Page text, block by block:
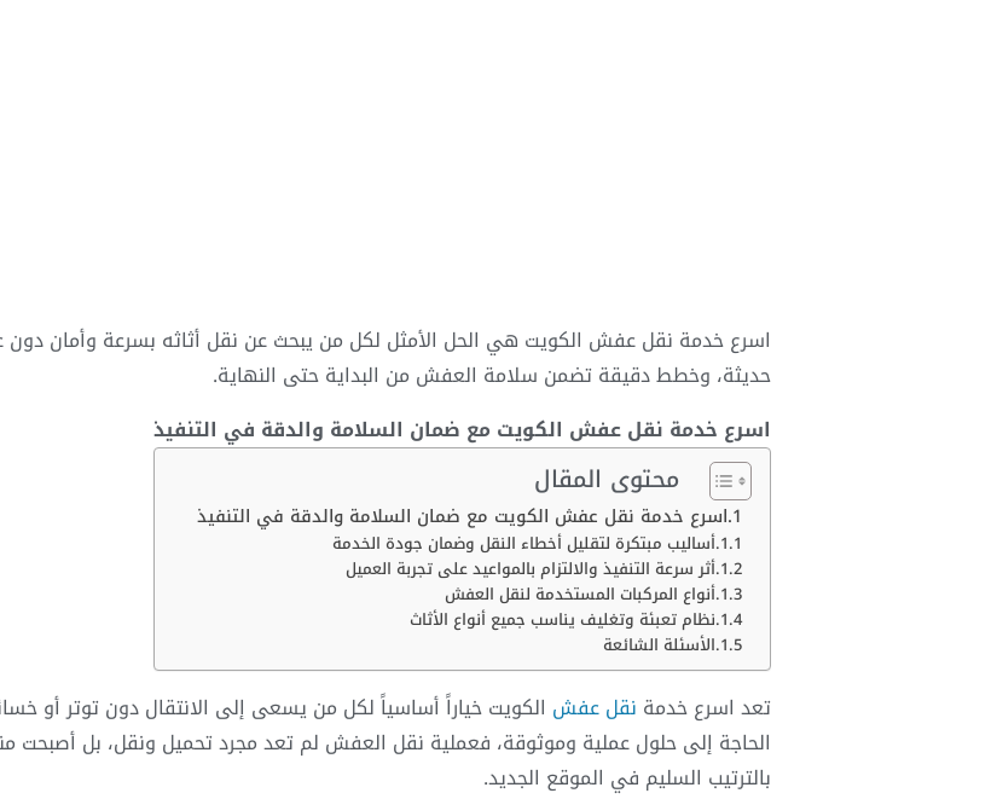
اسرع خدمة نقل عفش الكويت هي الحل الأمثل لكل من يبحث عن نقل أثاثه بسرعة وأمان
حديثة، وخطط دقيقة تضمن سلامة العفش من البداية حتى النهاية.
اسرع خدمة نقل عفش الكويت مع ضمان السلامة والدقة في التنفيذ
محتوى المقال
اسرع خدمة نقل عفش الكويت مع ضمان السلامة والدقة في التنفيذ
أساليب مبتكرة لتقليل أخطاء النقل وضمان جودة الخدمة
أثر سرعة التنفيذ والالتزام بالمواعيد على تجربة العميل
أنواع المركبات المستخدمة لنقل العفش
نظام تعبئة وتغليف يناسب جميع أنواع الأثاث
الأسئلة الشائعة
تعد اسرع خدمة نقل عفش الكويت خياراً أساسياً لكل من يسعى إلى الانتقال دون توتر أو
الحاجة إلى حلول عملية وموثوقة، فعملية نقل العفش لم تعد مجرد تحميل ونقل، بل أصبحت
بالترتيب السليم في الموقع الجديد.